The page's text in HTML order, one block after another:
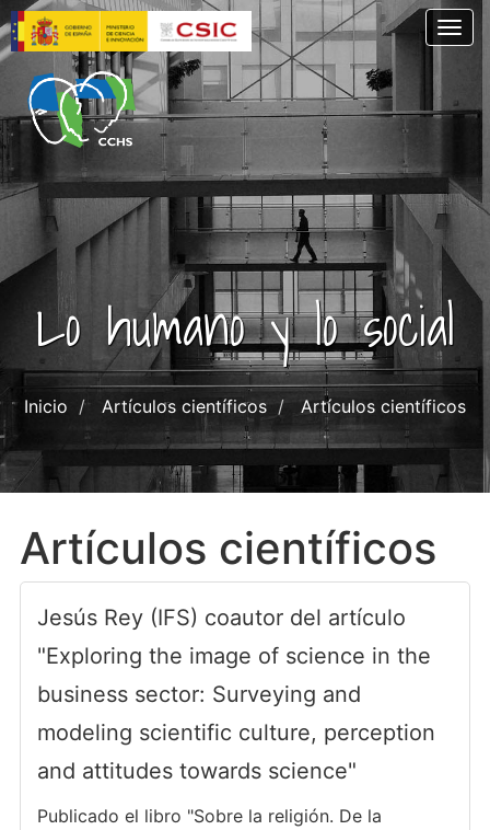
Pasar
al
contenido
principal
Lo humano y lo social
Inicio Artículos científicos Artículos científicos
Artículos científicos
Jesús Rey (IFS) coautor del artículo
"Exploring the image of science in the
business sector: Surveying and
modeling scientific culture, perception
and attitudes towards science"
Publicado el libro "Sobre la religión. De la